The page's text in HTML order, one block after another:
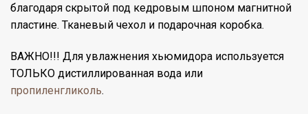
благодаря скрытой под кедровым шпоном магнитной
пластине. Тканевый чехол и подарочная коробка.
ВАЖНО!!! Для увлажнения хьюмидора используется
ТОЛЬКО дистиллированная вода или
пропиленгликоль.